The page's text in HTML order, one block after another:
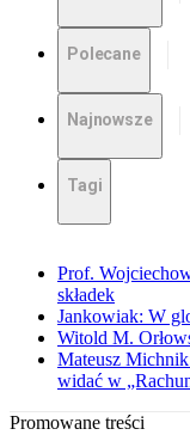
Polecane
Najnowsze
Tagi
Prof.
składek
Jankowiak: W
Witold M.
Mateusz
widać w
Promowane treści